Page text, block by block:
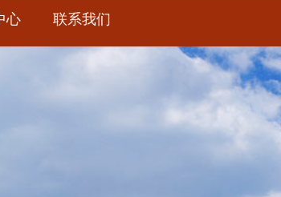
心 联系我们